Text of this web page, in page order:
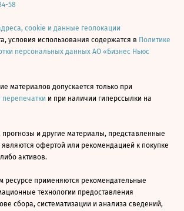
58
cookie и данные геолокации
условия использования содержатся в Политике
персональных данных АО «Бизнес Ньюс
материалов допускается только при
перепечатки и при наличии гиперссылки на
прогнозы и другие материалы, представленные
офертой или рекомендацией к покупке
активов.
ресурсе применяются рекомендательные
технологии предоставления
сбора, систематизации и анализа сведений,